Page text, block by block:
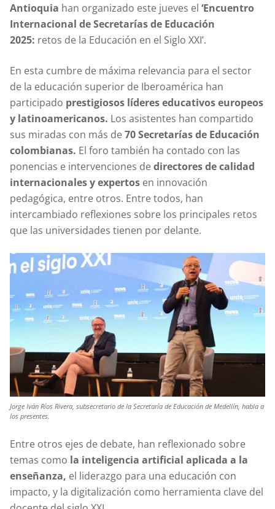
Antioquia han organizado este jueves el ‘Encuentro
Internacional de Secretarías de Educación
2025: retos de la Educación en el Siglo XXI’.
En esta cumbre de máxima relevancia para el sector
de la educación superior de Iberoamérica han
participado prestigiosos líderes educativos europeos
y latinoamericanos. Los asistentes han compartido
sus miradas con más de70 Secretarías de Educación
colombianas. El foro también ha contado con las
ponencias e intervenciones dedirectores de calidad
internacionales y expertos en innovación
pedagógica, entre otros. Entre todos, han
intercambiado reflexiones sobre los principales retos
que las universidades tienen por delante.
Jorge Iván Ríos Rivera, subsecretario de la Secretaría de Educación de Medellín, habla a
los presentes.
Entre otros ejes de debate, han reflexionado sobre
temas como la inteligencia artificial aplicada a la
enseñanza, el liderazgo para una educación con
impacto, y la digitalización como herramienta clave del